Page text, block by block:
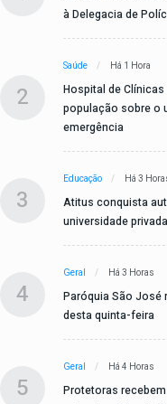
à Delegacia de
2
Saúde Há 1 Hora
Hospital de
população sobre o
emergência
3
Educação Há 3
Atitus conquista
universidade
4
Geral Há 3 Horas
Paróquia São José
desta quinta-feira
5
Geral Há 4 Horas
Protetoras